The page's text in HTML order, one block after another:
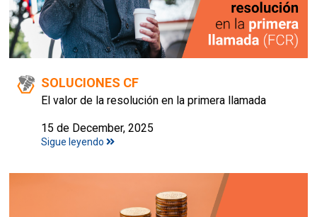
SOLUCIONES CF
El valor de la resolución en la primera llamada
15 de December, 2025
Sigue leyendo